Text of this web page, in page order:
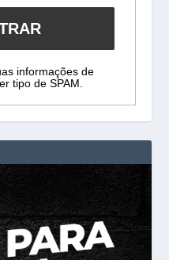
informações de
tipo de SPAM.